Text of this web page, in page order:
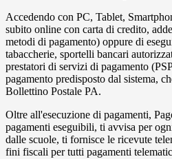
Accedendo con PC, Tablet,
subito online con carta di credito,
metodi di pagamento) oppure di
tabaccherie, sportelli bancari
prestatori di servizi di pagamento
pagamento predisposto dal sistema,
Bollettino Postale PA.
Oltre all'esecuzione di pagamenti,
pagamenti eseguibili, ti avvisa per
dalle scuole, ti fornisce le ricevute
fini fiscali per tutti pagamenti